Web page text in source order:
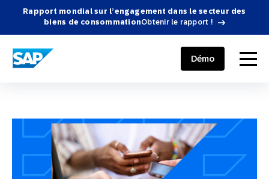
Rapport mondial sur l’engagement dans le secteur des
biens de consommationObtenir le rapport !
SAP ENGAGEMENT CLOUD menu
Démo